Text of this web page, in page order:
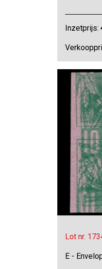
Inzetprijs:
Lot nr.
E -